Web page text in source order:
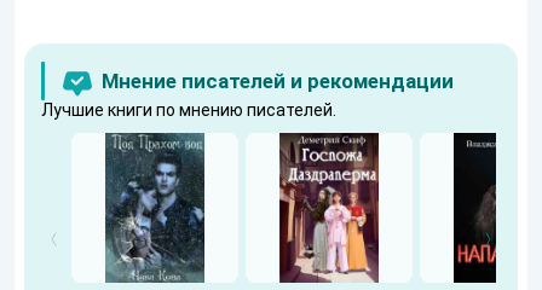
Мнение писателей и рекомендации
Лучшие книги по мнению писателей.